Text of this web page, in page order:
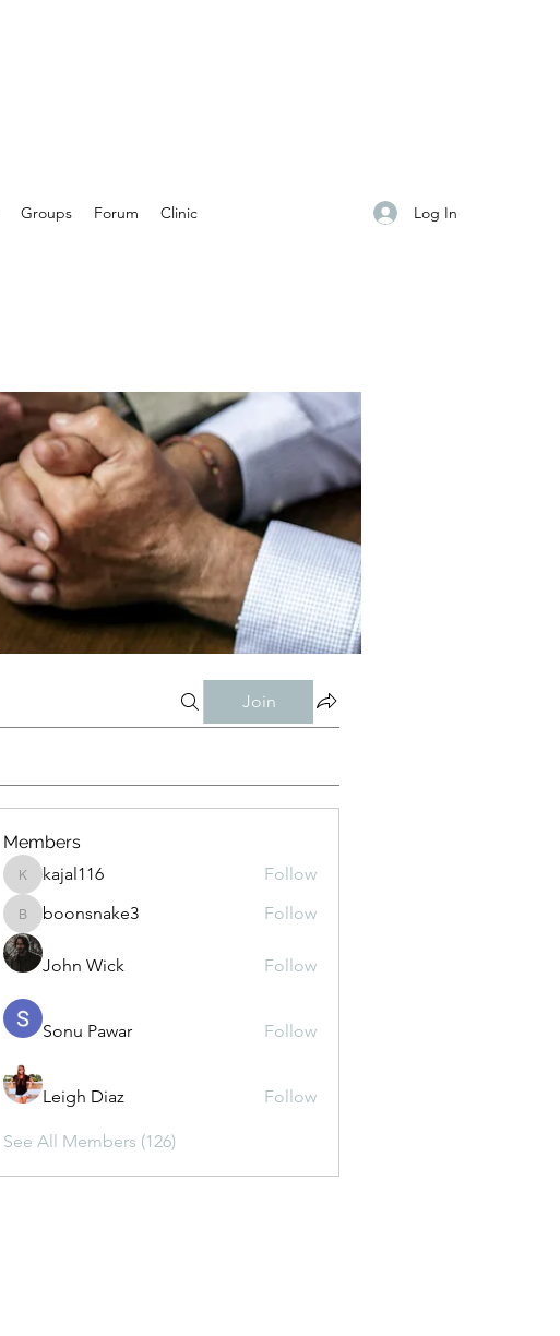
Groups Forum Clinic Log In
Join
Members
kajal116
kajal116 Follow
boonsnake3
boonsnake3 Follow
John Wick Follow
Sonu Pawar Follow
Leigh Diaz Follow
See All Members (126)